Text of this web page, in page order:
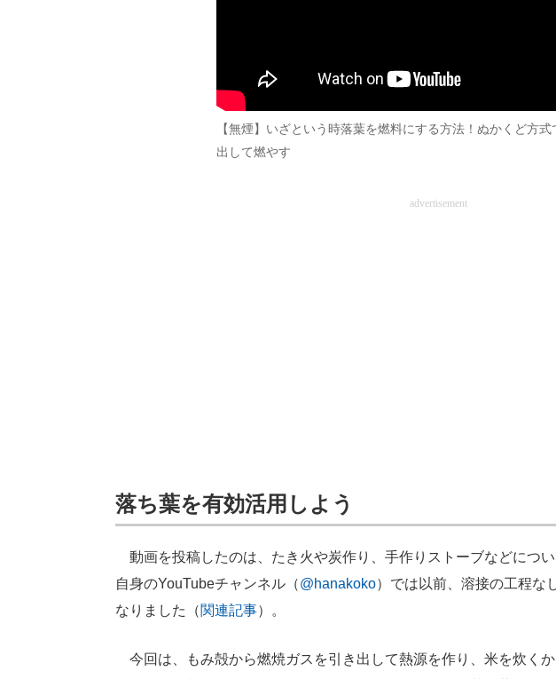
【無煙】いざという時落葉を燃料にする方法！ぬかくど方式
出して燃やす
advertisement
落ち葉を有効活用しよう
動画を投稿したのは、たき火や炭作り、手作りストーブなどについ
自身のYouTubeチャンネル（@hanakoko）では以前、溶接の工程な
なりました（関連記事）。
今回は、もみ殻から燃焼ガスを引き出して熱源を作り、米を炊くか